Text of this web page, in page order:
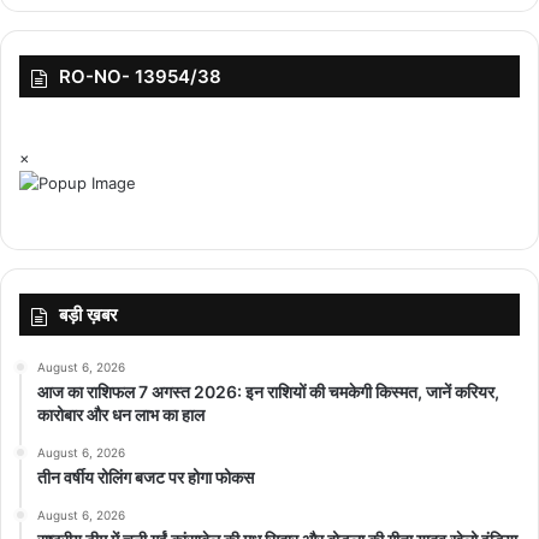
हाफ टाइम में एक बड़ा म्यूजिकल परफॉर्मेंस आयोजित करने की योजना बना रहा है,
जैसा अमेरिका के सुपर बाउल में होता है।
RO-NO- 13954/38
×
बड़ी ख़बर
August 6, 2026
आज का राशिफल 7 अगस्त 2026: इन राशियों की चमकेगी किस्मत, जानें करियर,
कारोबार और धन लाभ का हाल
August 6, 2026
तीन वर्षीय रोलिंग बजट पर होगा फोकस
August 6, 2026